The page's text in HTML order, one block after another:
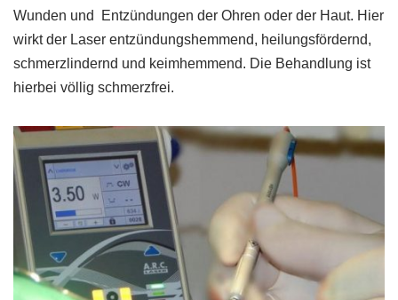
Wunden und Entzündungen der Ohren oder der Haut. Hier
wirkt der Laser entzündungshemmend, heilungsfördernd,
schmerzlindernd und keimhemmend. Die Behandlung ist
hierbei völlig schmerzfrei.